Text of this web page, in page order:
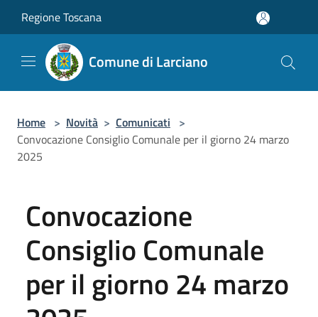
Regione Toscana
Comune di Larciano
Home > Novità > Comunicati >
Convocazione Consiglio Comunale per il giorno 24 marzo
2025
Convocazione
Consiglio Comunale
per il giorno 24 marzo